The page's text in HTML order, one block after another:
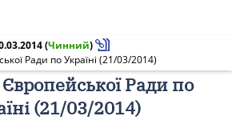
(Чинний)
Ради по Україні (21/03/2014)
Ради по
(21/03/2014)